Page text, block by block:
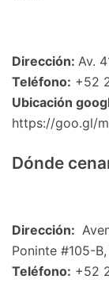
Dirección: Av.
Teléfono: +52
Ubicación
https://goo.gl/
Dónde
Dirección:
Poninte #105-
Teléfono: +52